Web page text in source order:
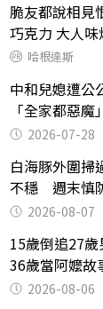
脆友都說相見
巧克力 大人味
哈根達斯
中和兒媳遭
「全家都惡
摔東西
2026-07-28
白海豚外圍掃
不穩 週末慎
2026-08-07
15歲倒追27
36歲當阿嬤故
2026-08-06